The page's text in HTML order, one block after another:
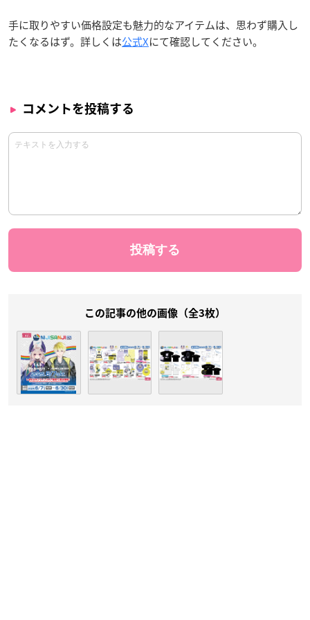
手に取りやすい価格設定も魅力的なアイテムは、思わず購入し
たくなるはず。詳しくは公式Xにて確認してください。
コメントを投稿する
この記事の他の画像（全3枚）